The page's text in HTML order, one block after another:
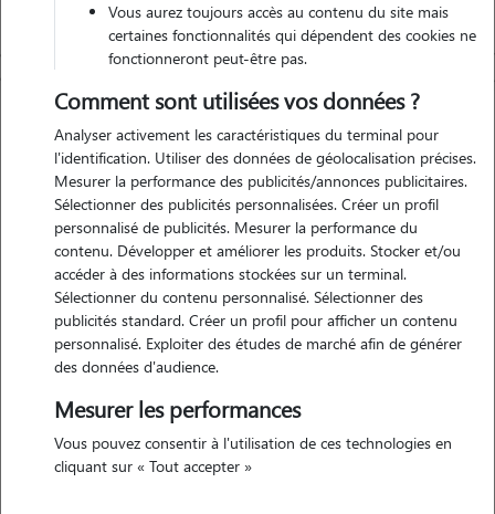
Motivation
maison avec jardin clos de 150m2 - maison climatisée - balades au
parc à chien de la lironde - je vous propose une garde à mon
domicile ou visites chez vous suivant votre situation géographique.
passionnée par nos amis les félins et canins, douce et responsable,
prestations autres en sup - pré-visite ou test sur 1 journée,
Vous aurez toujours accès au contenu du site mais
certaines fonctionnalités qui dépendent des cookies ne
fonctionneront peut-être pas.
Comment sont utilisées vos données ?
Analyser activement les caractéristiques du terminal pour
l'identification. Utiliser des données de géolocalisation précises.
Mesurer la performance des publicités/annonces publicitaires.
Sélectionner des publicités personnalisées. Créer un profil
personnalisé de publicités. Mesurer la performance du
contenu. Développer et améliorer les produits. Stocker et/ou
accéder à des informations stockées sur un terminal.
Sélectionner du contenu personnalisé. Sélectionner des
publicités standard. Créer un profil pour afficher un contenu
personnalisé. Exploiter des études de marché afin de générer
des données d'audience.
Mesurer les performances
Vous pouvez consentir à l'utilisation de ces technologies en
cliquant sur « Tout accepter »